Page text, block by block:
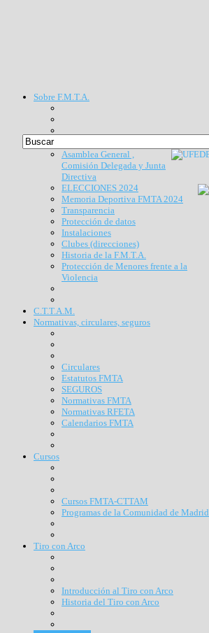
Sobre F.M.T.A.
Asamblea General ,
Comisión Delegada y Junta
Directiva
ELECCIONES 2024
Memoria Deportiva FMTA 2024
Transparencia
Protección de datos
Instalaciones
Clubes (direcciones)
Historia de la F.M.T.A.
Protección de Menores frente a la
Violencia
C.T.T.A.M.
Normativas, circulares, seguros
Circulares
Estatutos FMTA
SEGUROS
Normativas FMTA
Normativas RFETA
Calendarios FMTA
Cursos
Cursos FMTA-CTTAM
Programas de la Comunidad de Madrid
Tiro con Arco
Introducción al Tiro con Arco
Historia del Tiro con Arco